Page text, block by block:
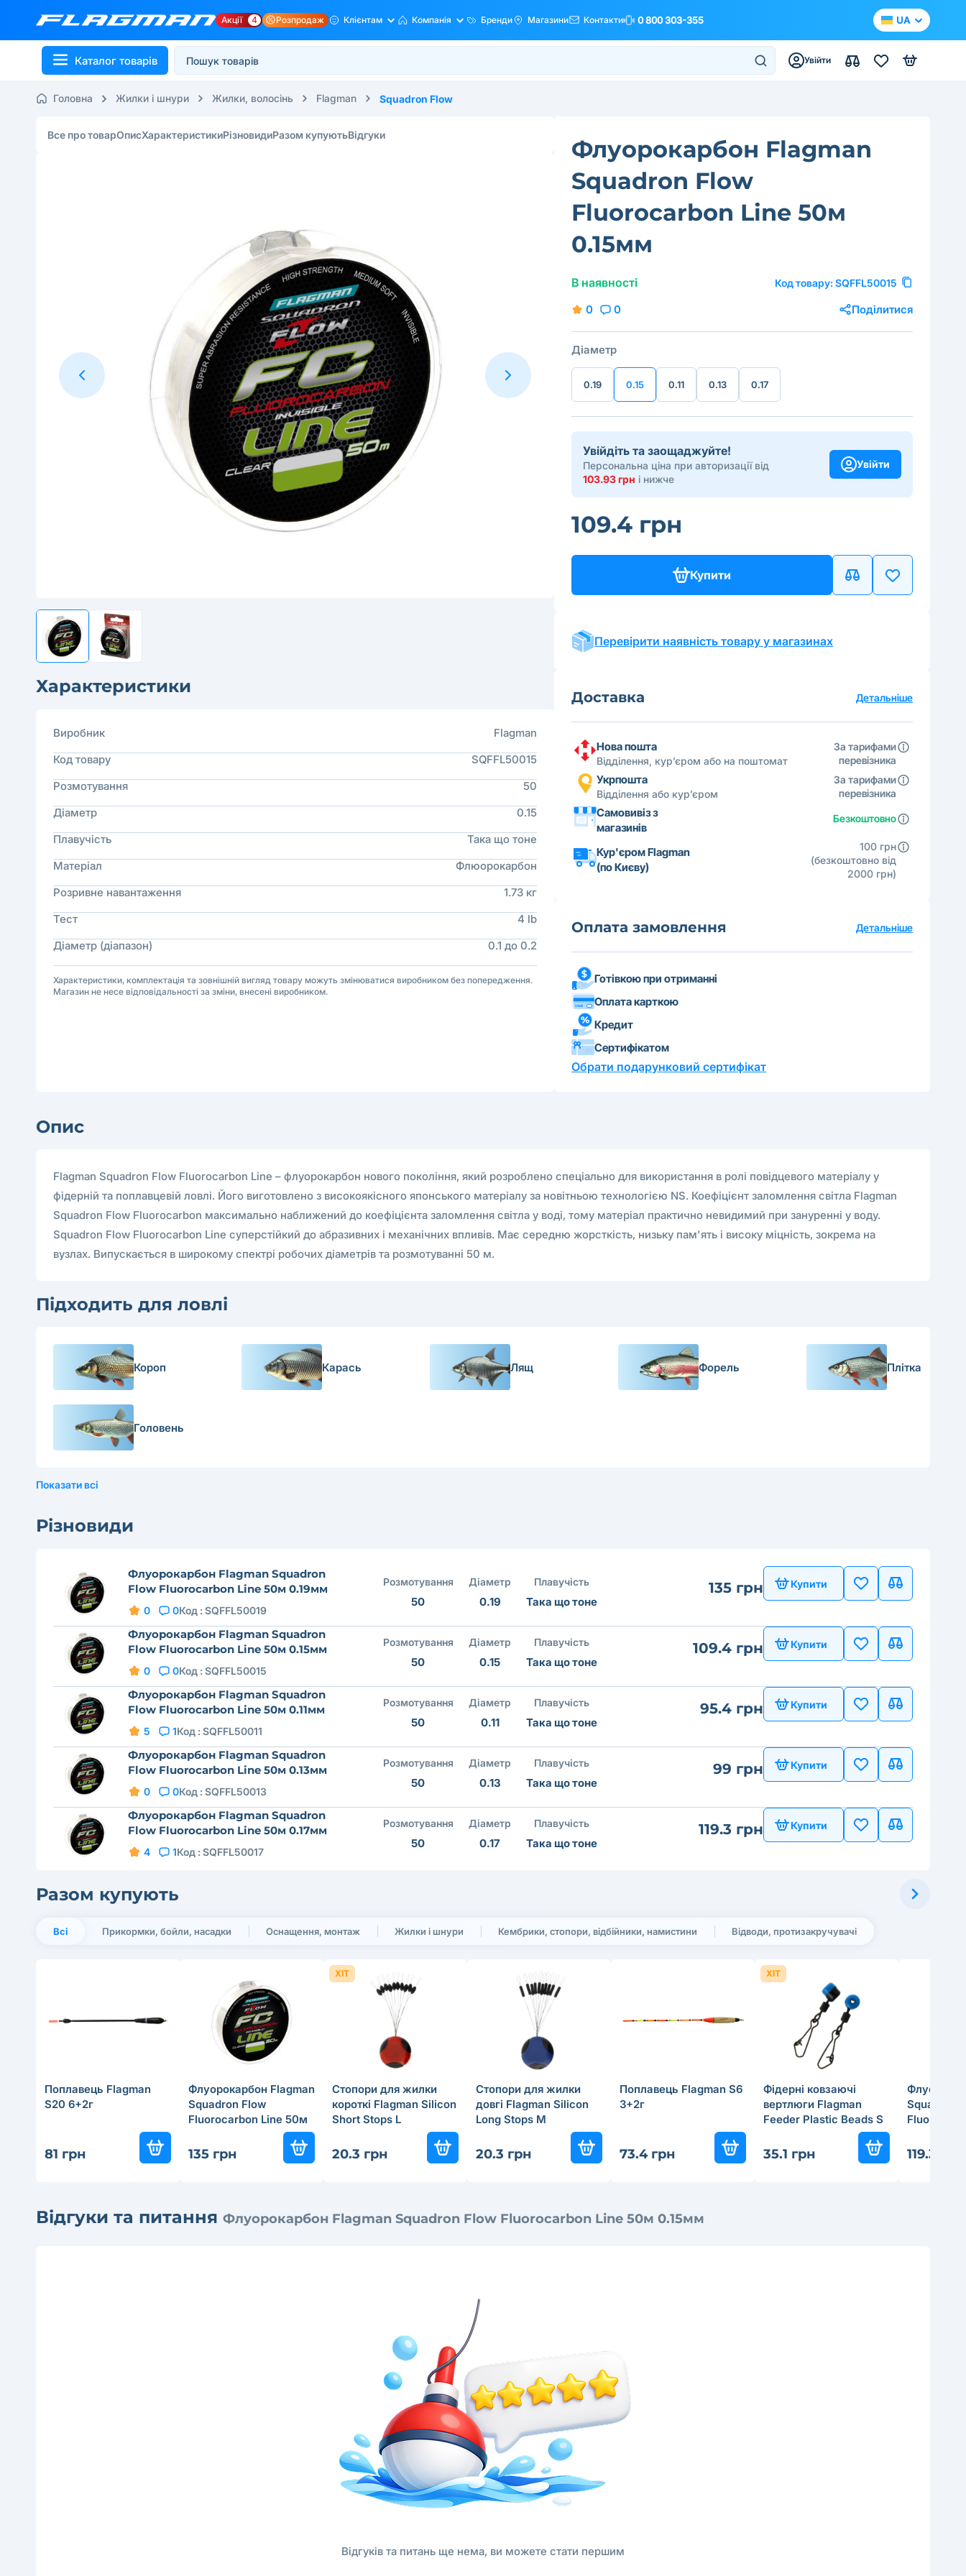
Акції 4 Розпродаж Клієнтам Компанія Бренди Магазини Контакти 0 800 303-355 UA
Каталог товарів Увійти
Головна Жилки і шнури Жилки, волосінь Flagman Squadron Flow
Все про товарОписХарактеристикиРізновидиРазом купуютьВідгуки
Характеристики
Виробник
Flagman
Код товару
SQFFL50015
Розмотування
50
Діаметр
0.15
Плавучість
Така що тоне
Матеріал
Флюорокарбон
Розривне навантаження
1.73 кг
Тест
4 lb
Діаметр (діапазон)
0.1 до 0.2
Характеристики, комплектація та зовнішній вигляд товару можуть змінюватися виробником без попередження.
Магазин не несе відповідальності за зміни, внесені виробником.
Флуорокарбон Flagman
Squadron Flow
Fluorocarbon Line 50м
0.15мм
В наявності Код товару: SQFFL50015
0 0 Поділитися
Діаметр
0.19 0.15 0.11 0.13 0.17
Увійдіть та заощаджуйте!
Персональна ціна при авторизації від
103.93 грн і нижче
Увійти
109.4 грн
Купити
Перевірити наявність товару у магазинах
Доставка Детальніше
Нова пошта
Відділення, кур’єром або на поштомат
За тарифами
перевізника
Укрпошта
Відділення або кур’єром
За тарифами
перевізника
Самовивіз з
магазинів
Безкоштовно
Кур'єром Flagman
(по Києву)
100 грн
(безкоштовно від
2000 грн)
Оплата замовлення Детальніше
Готівкою при отриманні
Оплата карткою
Кредит
Сертифікатом
Обрати подарунковий сертифікат
Опис
Flagman Squadron Flow Fluorocarbon Line – флуорокарбон нового покоління, який розроблено спеціально для використання в ролі повідцевого матеріалу у
фідерній та поплавцевій ловлі. Його виготовлено з високоякісного японського матеріалу за новітньою технологією NS. Коефіцієнт заломлення світла Flagman
Squadron Flow Fluorocarbon максимально наближений до коефіцієнта заломлення світла у воді, тому матеріал практично невидимий при зануренні у воду.
Squadron Flow Fluorocarbon Line суперстійкий до абразивних і механічних впливів. Має середню жорсткість, низьку пам'ять і високу міцність, зокрема на
вузлах. Випускається в широкому спектрі робочих діаметрів та розмотуванні 50 м.
Підходить для ловлі
Короп Карась Лящ Форель Плітка
Головень
Показати всі
Різновиди
Флуорокарбон Flagman Squadron
Flow Fluorocarbon Line 50м 0.19мм
0 0Код : SQFFL50019
Розмотування
50
Діаметр
0.19
Плавучість
Така що тоне
135 грн Купити
Флуорокарбон Flagman Squadron
Flow Fluorocarbon Line 50м 0.15мм
0 0Код : SQFFL50015
Розмотування
50
Діаметр
0.15
Плавучість
Така що тоне
109.4 грн Купити
Флуорокарбон Flagman Squadron
Flow Fluorocarbon Line 50м 0.11мм
5 1Код : SQFFL50011
Розмотування
50
Діаметр
0.11
Плавучість
Така що тоне
95.4 грн Купити
Флуорокарбон Flagman Squadron
Flow Fluorocarbon Line 50м 0.13мм
0 0Код : SQFFL50013
Розмотування
50
Діаметр
0.13
Плавучість
Така що тоне
99 грн Купити
Флуорокарбон Flagman Squadron
Flow Fluorocarbon Line 50м 0.17мм
4 1Код : SQFFL50017
Розмотування
50
Діаметр
0.17
Плавучість
Така що тоне
119.3 грн Купити
Разом купують
Всі Прикормки, бойли, насадки Оснащення, монтаж Жилки і шнури Кембрики, стопори, відбійники, намистини Відводи, протизакручувачі
Поплавець Flagman
S20 6+2г
81 грн
Флуорокарбон Flagman
Squadron Flow
Fluorocarbon Line 50м
135 грн
ХІТ
Стопори для жилки
короткі Flagman Silicon
Short Stops L
20.3 грн
Стопори для жилки
довгі Flagman Silicon
Long Stops M
20.3 грн
Поплавець Flagman S6
3+2г
73.4 грн
ХІТ
Фiдерні ковзаючі
вертлюги Flagman
Feeder Plastic Beads S
35.1 грн
Squadron
119.3 грн
Відгуки та питання Флуорокарбон Flagman Squadron Flow Fluorocarbon Line 50м 0.15мм
Відгуків та питань ще нема, ви можете стати першим